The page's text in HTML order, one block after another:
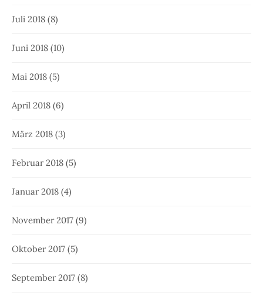
Juli 2018 (8)
Juni 2018 (10)
Mai 2018 (5)
April 2018 (6)
März 2018 (3)
Februar 2018 (5)
Januar 2018 (4)
November 2017 (9)
Oktober 2017 (5)
September 2017 (8)